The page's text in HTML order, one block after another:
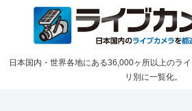
日本国内・世界各地にある36,000ヶ所以上のラ
リ別に一覧化。